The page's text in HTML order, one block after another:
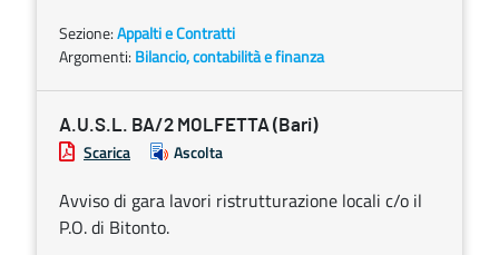
Sezione:Appalti e Contratti
Argomenti: Bilancio, contabilità e finanza
A.U.S.L. BA/2 MOLFETTA (Bari)
Scarica Ascolta
Avviso di gara lavori ristrutturazione locali c/o il
P.O. di Bitonto.